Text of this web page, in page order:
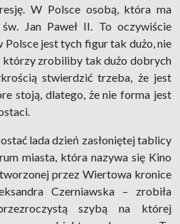
W Polsce osobą, która ma
Jan Paweł II. To oczywiście
Polsce jest tych figur tak dużo, nie
którzy zrobiliby tak dużo dobrych
stwierdzić trzeba, że jest
stoją, dlatego, że nie forma jest
lada dzień zasłoniętej tablicy
miasta, która nazywa się Kino
przez Wiertowa kronice
Czerniawska – zrobiła
szybą na której